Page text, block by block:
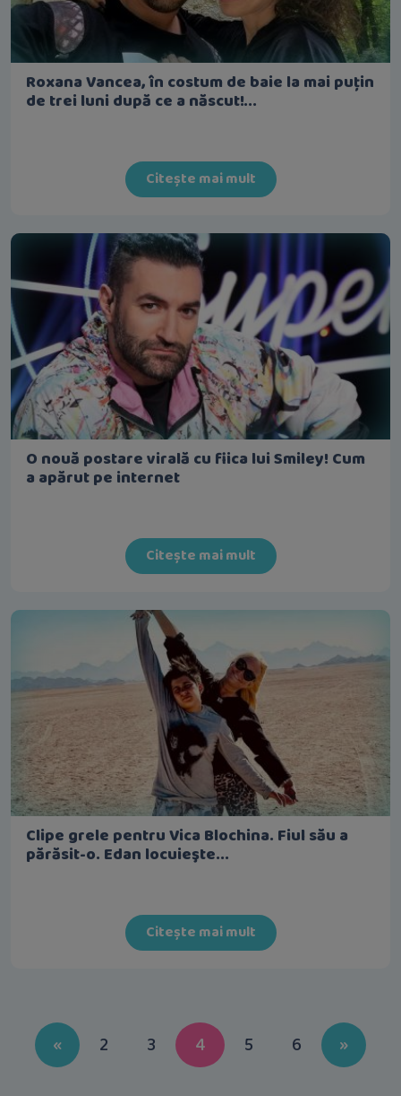
Roxana Vancea, în costum de baie la mai puțin
de trei luni după ce a născut!...
Citește mai mult
O nouă postare virală cu fiica lui Smiley! Cum
a apărut pe internet
Citește mai mult
Clipe grele pentru Vica Blochina. Fiul său a
părăsit-o. Edan locuieşte...
Citește mai mult
«Previous
2 3 4 5 6 »Next